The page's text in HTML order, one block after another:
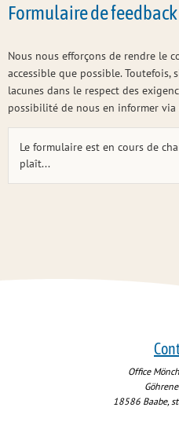
Formulaire de
Nous nous efforçons de rendre le
accessible que possible. Toutefois,
lacunes dans le respect des
possibilité de nous en informer via
Le formulaire est en cours de
plaît...
Office
18586 Baabe,